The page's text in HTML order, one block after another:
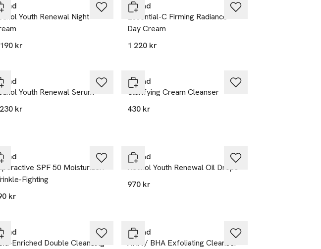
Youth Renewal Night
kr
Murad
Essential-C Firming Radiance
Day Cream
1 220 kr
Youth Renewal Serum
kr
Murad
Clarifying Cream Cleanser
430 kr
SPF 50 Moisturizer:
Fighting
kr
Murad
Retinol Youth Renewal Oil Drops
970 kr
Enriched Double Cleansing
Murad
AHA / BHA Exfoliating Cleanser